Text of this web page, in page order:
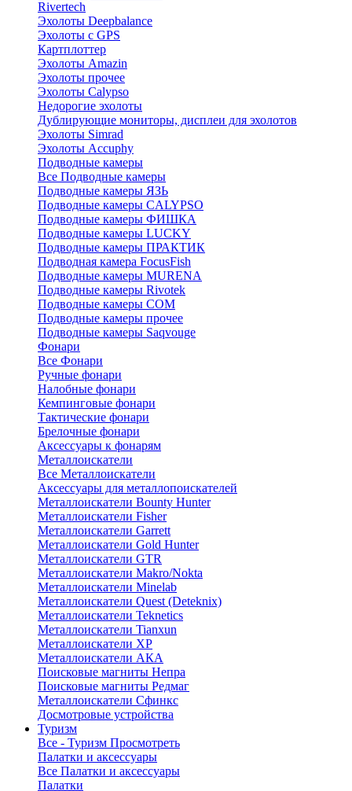
Rivertech
Эхолоты Deepbalance
Эхолоты с GPS
Картплоттер
Эхолоты Amazin
Эхолоты прочее
Эхолоты Calypso
Недорогие эхолоты
Дублирующие мониторы, дисплеи для эхолотов
Эхолоты Simrad
Эхолоты Accuphy
Подводные камеры
Все Подводные камеры
Подводные камеры ЯЗЬ
Подводные камеры CALYPSO
Подводные камеры ФИШКА
Подводные камеры LUCKY
Подводные камеры ПРАКТИК
Подводная камера FocusFish
Подводные камеры MURENA
Подводные камеры Rivotek
Подводные камеры СОМ
Подводные камеры прочее
Подводные камеры Saqvouge
Фонари
Все Фонари
Ручные фонари
Налобные фонари
Кемпинговые фонари
Тактические фонари
Брелочные фонари
Аксессуары к фонарям
Металлоискатели
Все Металлоискатели
Аксессуары для металлопоискателей
Металлоискатели Bounty Hunter
Металлоискатели Fisher
Металлоискатели Garrett
Металлоискатели Gold Hunter
Металлоискатели GTR
Металлоискатели Makro/Nokta
Металлоискатели Minelab
Металлоискатели Quest (Deteknix)
Металлоискатели Teknetics
Металлоискатели Tianxun
Металлоискатели XP
Металлоискатели АКА
Поисковые магниты Непра
Поисковые магниты Редмаг
Металлоискатели Сфинкс
Досмотровые устройства
Туризм
Все - Туризм Просмотреть
Палатки и аксессуары
Все Палатки и аксессуары
Палатки